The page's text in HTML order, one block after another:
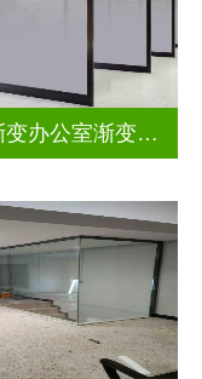
圆点渐变办公室渐变隔断装饰玻璃